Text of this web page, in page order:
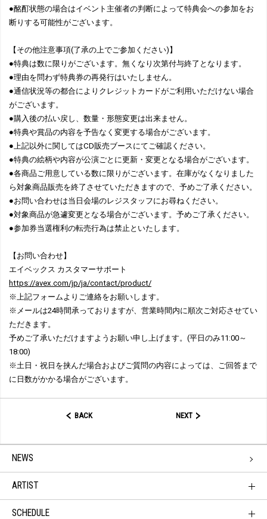
●酩酊状態の場合はイベント主催者の判断によって特典会への参加をお
断りする可能性がございます。
【その他注意事項(了承の上でご参加ください)】
●特典は数に限りがございます。無くなり次第付与終了となります。
●理由を問わず特典券の再発行はいたしません。
●通信状況等の都合によりクレジットカードがご利用いただけない場合
がございます。
●購入後の払い戻し、数量・形態変更は出来ません。
●特典や賞品の内容を予告なく変更する場合がございます。
●上記以外に関してはCD販売ブースにてご確認ください。
●特典の絵柄や内容が公演ごとに更新・変更となる場合がございます。
●各商品ご用意している数に限りがございます。在庫がなくなりました
ら対象商品販売を終了させていただきますので、予めご了承ください。
●お問い合わせは当日会場のレジスタッフにお尋ねください。
●対象商品が急遽変更となる場合がございます。予めご了承ください。
●参加券当選権利の転売行為は禁止といたします。
【お問い合わせ】
エイベックス カスタマーサポート
https://avex.com/jp/ja/contact/product/
※上記フォームよりご連絡をお願いします。
※メールは24時間承っておりますが、営業時間内に順次ご対応させてい
ただきます。
予めご了承いただけますようお願い申し上げます。(平日のみ11:00～
18:00)
※土日・祝日を挟んだ場合およびご質問の内容によっては、ご回答まで
に日数がかかる場合がございます。
BACK NEXT
NEWS
ARTIST
SCHEDULE